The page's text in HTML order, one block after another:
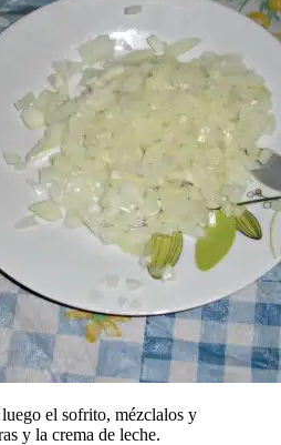
el sofrito, mézclalos y
y la crema de leche.